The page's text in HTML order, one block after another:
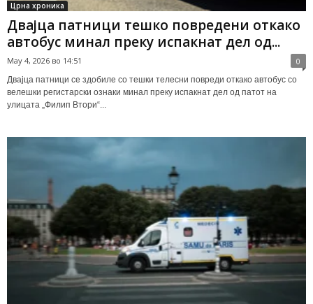
Црна хроника
Двајца патници тешко повредени откако
автобус минал преку испакнат дел од...
May 4, 2026 во 14:51 0
Двајца патници се здобиле со тешки телесни повреди откако автобус со
велешки регистарски ознаки минал преку испакнат дел од патот на
улицата „Филип Втори“...